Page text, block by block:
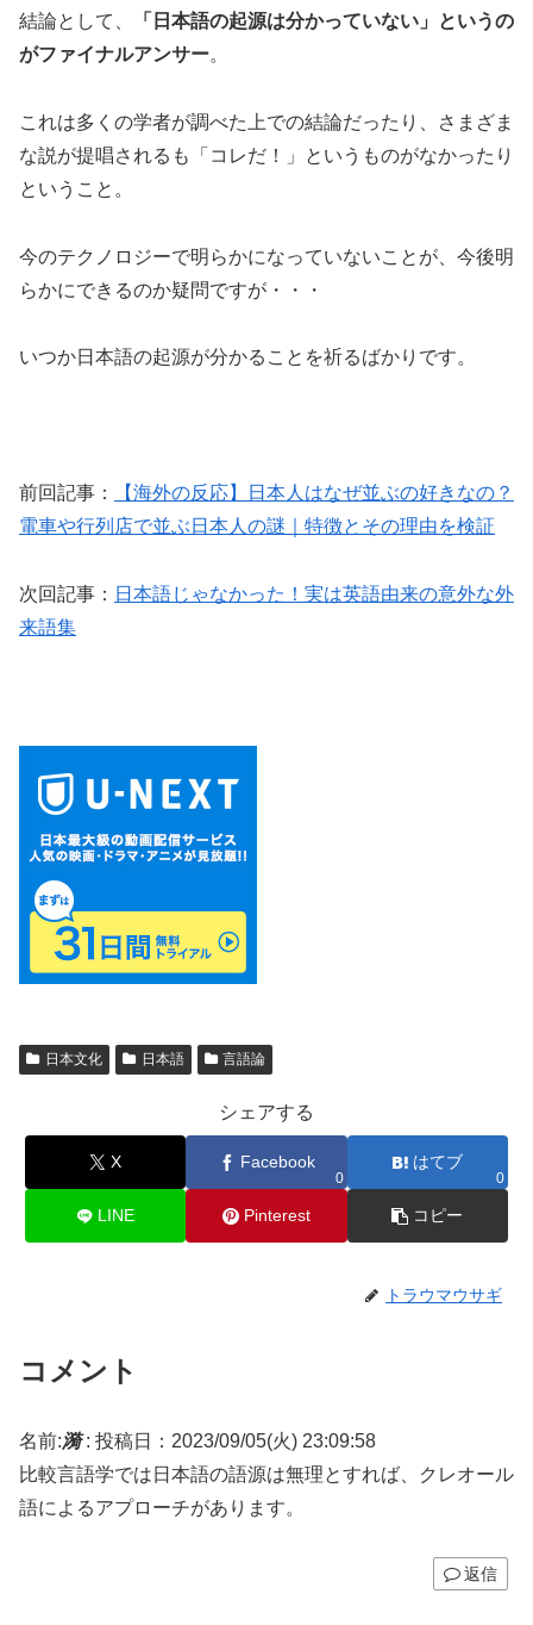
結論として、
「日本語の起源は分かっていない」というの
がファイナルアンサー。
これは多くの学者が調べた上での結論だったり、さまざま
な説が提唱されるも「コレだ！」というものがなかったり
ということ。
今のテクノロジーで明らかになっていないことが、今後明
らかにできるのか疑問ですが・・・
いつか日本語の起源が分かることを祈るばかりです。
前回記事：
【海外の反応】日本人はなぜ並ぶの好きなの？
電車や行列店で並ぶ日本人の謎｜特徴とその理由を検証
次回記事： 日本語じゃなかった！実は英語由来の意外な外
来語集
日本文化 日本語 言語論
シェアする
X Facebook
0
はてブ
0
LINE Pinterest コピー
トラウマウサギ
コメント
名前:漪: 投稿日：2023/09/05(火) 23:09:58
比較言語学では日本語の語源は無理とすれば、クレオール
語によるアプローチがあります。
返信